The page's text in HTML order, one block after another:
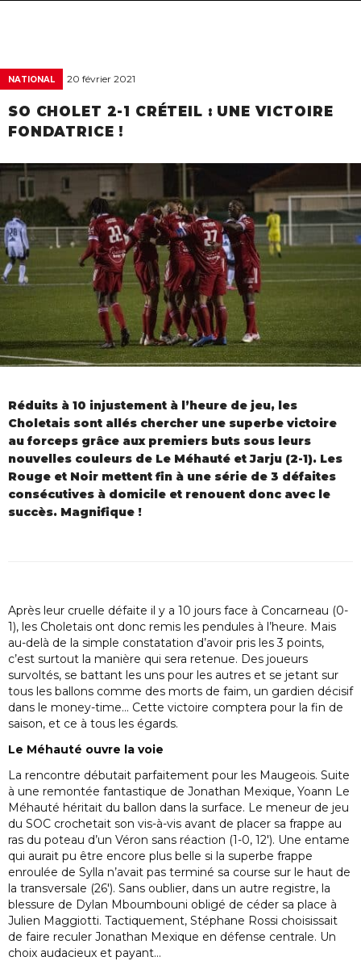
NATIONAL 20 février 2021
SO CHOLET 2-1 CRÉTEIL : UNE VICTOIRE
FONDATRICE !
Réduits à 10 injustement à l’heure de jeu, les
Choletais sont allés chercher une superbe victoire
au forceps grâce aux premiers buts sous leurs
nouvelles couleurs de Le Méhauté et Jarju (2-1). Les
Rouge et Noir mettent fin à une série de 3 défaites
consécutives à domicile et renouent donc avec le
succès. Magnifique !
Après leur cruelle défaite il y a 10 jours face à Concarneau (0-
1), les Choletais ont donc remis les pendules à l’heure. Mais
au-delà de la simple constatation d’avoir pris les 3 points,
c’est surtout la manière qui sera retenue. Des joueurs
survoltés, se battant les uns pour les autres et se jetant sur
tous les ballons comme des morts de faim, un gardien décisif
dans le money-time… Cette victoire comptera pour la fin de
saison, et ce à tous les égards.
Le Méhauté ouvre la voie
La rencontre débutait parfaitement pour les Maugeois. Suite
à une remontée fantastique de Jonathan Mexique, Yoann Le
Méhauté héritait du ballon dans la surface. Le meneur de jeu
du SOC crochetait son vis-à-vis avant de placer sa frappe au
ras du poteau d’un Véron sans réaction (1-0, 12′). Une entame
qui aurait pu être encore plus belle si la superbe frappe
enroulée de Sylla n’avait pas terminé sa course sur le haut de
la transversale (26′). Sans oublier, dans un autre registre, la
blessure de Dylan Mboumbouni obligé de céder sa place à
Julien Maggiotti. Tactiquement, Stéphane Rossi choisissait
de faire reculer Jonathan Mexique en défense centrale. Un
choix audacieux et payant…